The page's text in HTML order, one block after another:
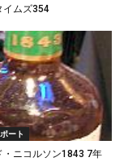
イムズ354
ート
・ニコルソン1843 7年